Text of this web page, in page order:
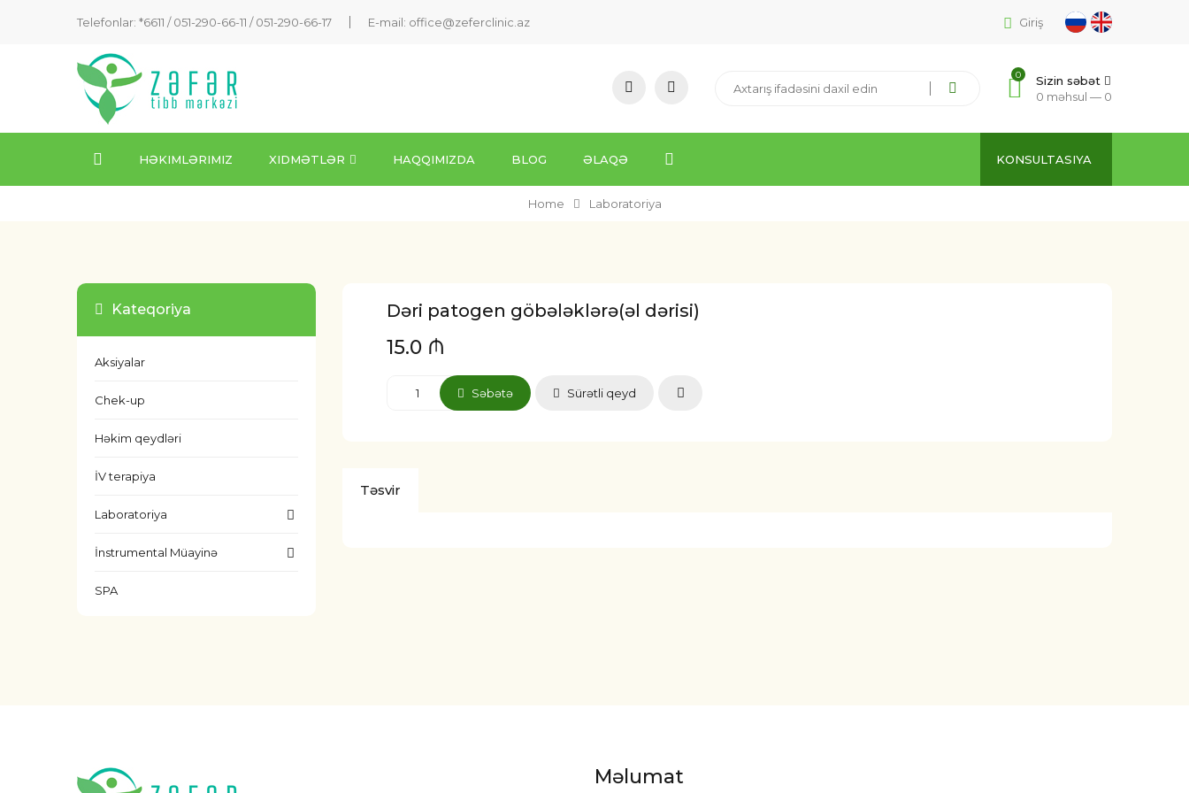
Telefonlar: *6611 /051-290-66-11 /051-290-66-17 E-mail: office@zeferclinic.az Giriş
0
Sizin səbət
0 məhsul — 0
HƏKIMLƏRIMIZ XIDMƏTLƏR HAQQIMIZDA BLOG ƏLAQƏ KONSULTASIYA
Home Laboratoriya
Dəri patogen göbələklərə(əl dərisi)
15.0 ₼
Səbətə Sürətli qeyd
Təsvir
Kateqoriya
Aksiyalar
Chek-up
Həkim qeydləri
İV terapiya
Laboratoriya
İnstrumental Müayinə
SPA
Məlumat